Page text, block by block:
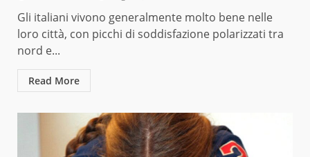
Gli italiani vivono generalmente molto bene nelle
loro città, con picchi di soddisfazione polarizzati tra
nord e...
Read More